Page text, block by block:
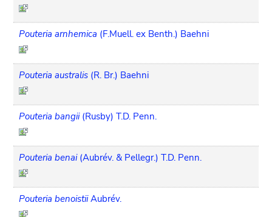
Pouteria arnhemica (F.Muell. ex Benth.) Baehni
Pouteria australis (R. Br.) Baehni
Pouteria bangii (Rusby) T.D. Penn.
Pouteria benai (Aubrév. & Pellegr.) T.D. Penn.
Pouteria benoistii Aubrév.